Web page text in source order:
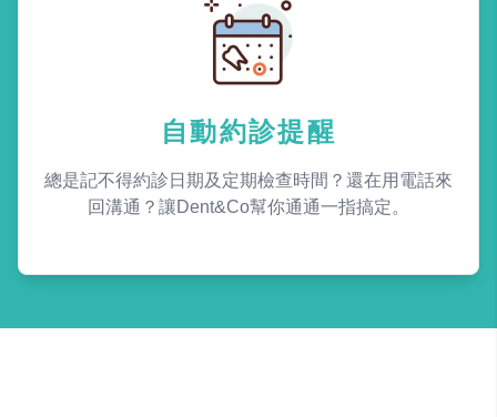
自動約診提醒
總是記不得約診日期及定期檢查時間？還在用電話來
回溝通？讓Dent&Co幫你通通一指搞定。